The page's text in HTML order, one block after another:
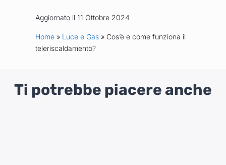
Aggiornato il 11 Ottobre 2024
Home» Luce e Gas» Cos’è e come funziona il
teleriscaldamento?
Ti potrebbe piacere anche